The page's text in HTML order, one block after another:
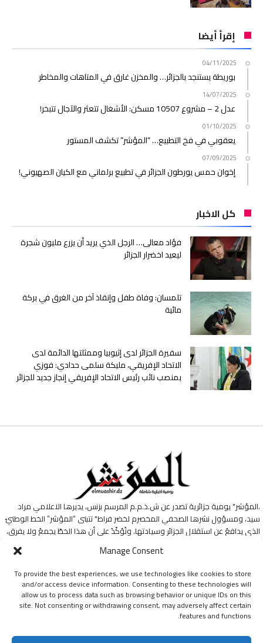
Manage Consent
To provide the best experiences, we use technologies like cookies to store
and/or access device information. Consenting to these technologies will
allow us to process data such as browsing behavior or unique IDs on this
site. Not consenting or withdrawing consent, may adversely affect certain
features and functions.
إقرأ أيضا
04/11/2025
بوريطة يستنجد بالجزائر… والمخزن غارق في المتاهات والمخاطر
14/07/2025
عدل 2 – مشروع 10507 مسكن: الأشغال تتعثر والآجال تتبخر!
01/10/2025
يعقوبي في فخ التطبيع… “المؤشر” تكشف المستور
07/09/2025
إخوان حمس يورطون الجزائر في تطبيع برلماني مع الكيان الصهيوني!
كل الاخبار
فؤاد معالى… الرجل الذي يريد أن يزرع مليون شجرة
ليعيد اخضرار الجزائر
تلمسان: وفاة طفل وإنقاذ آخر من الغرق في بركة
مائية
سفيرة الجزائر لدى إثيوبيا وممثلتها الدائمة لدى
الاتحاد الإفريقي، مليكة سلمى حدادي: فوزي
بمنصب نائب رئيس الاتحاد الإفريقي إنجاز جديد للجزائر
.المؤشر" يومية جزائرية تصدر عن ش.ذ.م.م المرسم بزنس، يديرها الاعلامي مراد
سيد، ومسؤول نشرها الصحفي المخصرم لخضر فراط" تتبنى “المؤشر” الخط الوطنيّ
الذي يدافعُ عن استقلالِ الجزائرِ وسيادتها. وتُؤكّدُ على أن هذا الخطّ يجمعُ ولا يفرق،
جميع الحقوق محفوظة ليومية المؤشر © 2024